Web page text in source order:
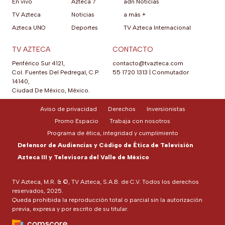
En vivo
TV Azteca
Azteca UNO
Azteca 7
Noticias
Deportes
adn Noticias
a más +
TV Azteca Internacional
TV AZTECA
Periférico Sur 4121,
Col. Fuentes Del Pedregal, C.P.
14140,
Ciudad De México, México.
CONTACTO
contacto@tvazteca.com
55 1720 1313
Conmutador
TV Azteca, M.R. & ©, TV Azteca, S.A.B. de C.V. Todos los derechos
reservados, 2025.
Queda prohibida la reproducción total o parcial sin la autorización
previa, expresa y por escrito de su titular.
Aviso de privacidad Derechos
Inversionistas
Promo Espacio
Trabaja con nosotros
Programa de ética, integridad y cumplimiento
Defensor de Audiencias y Código de Ética de Televisión
Azteca III y Televisora del Valle de México